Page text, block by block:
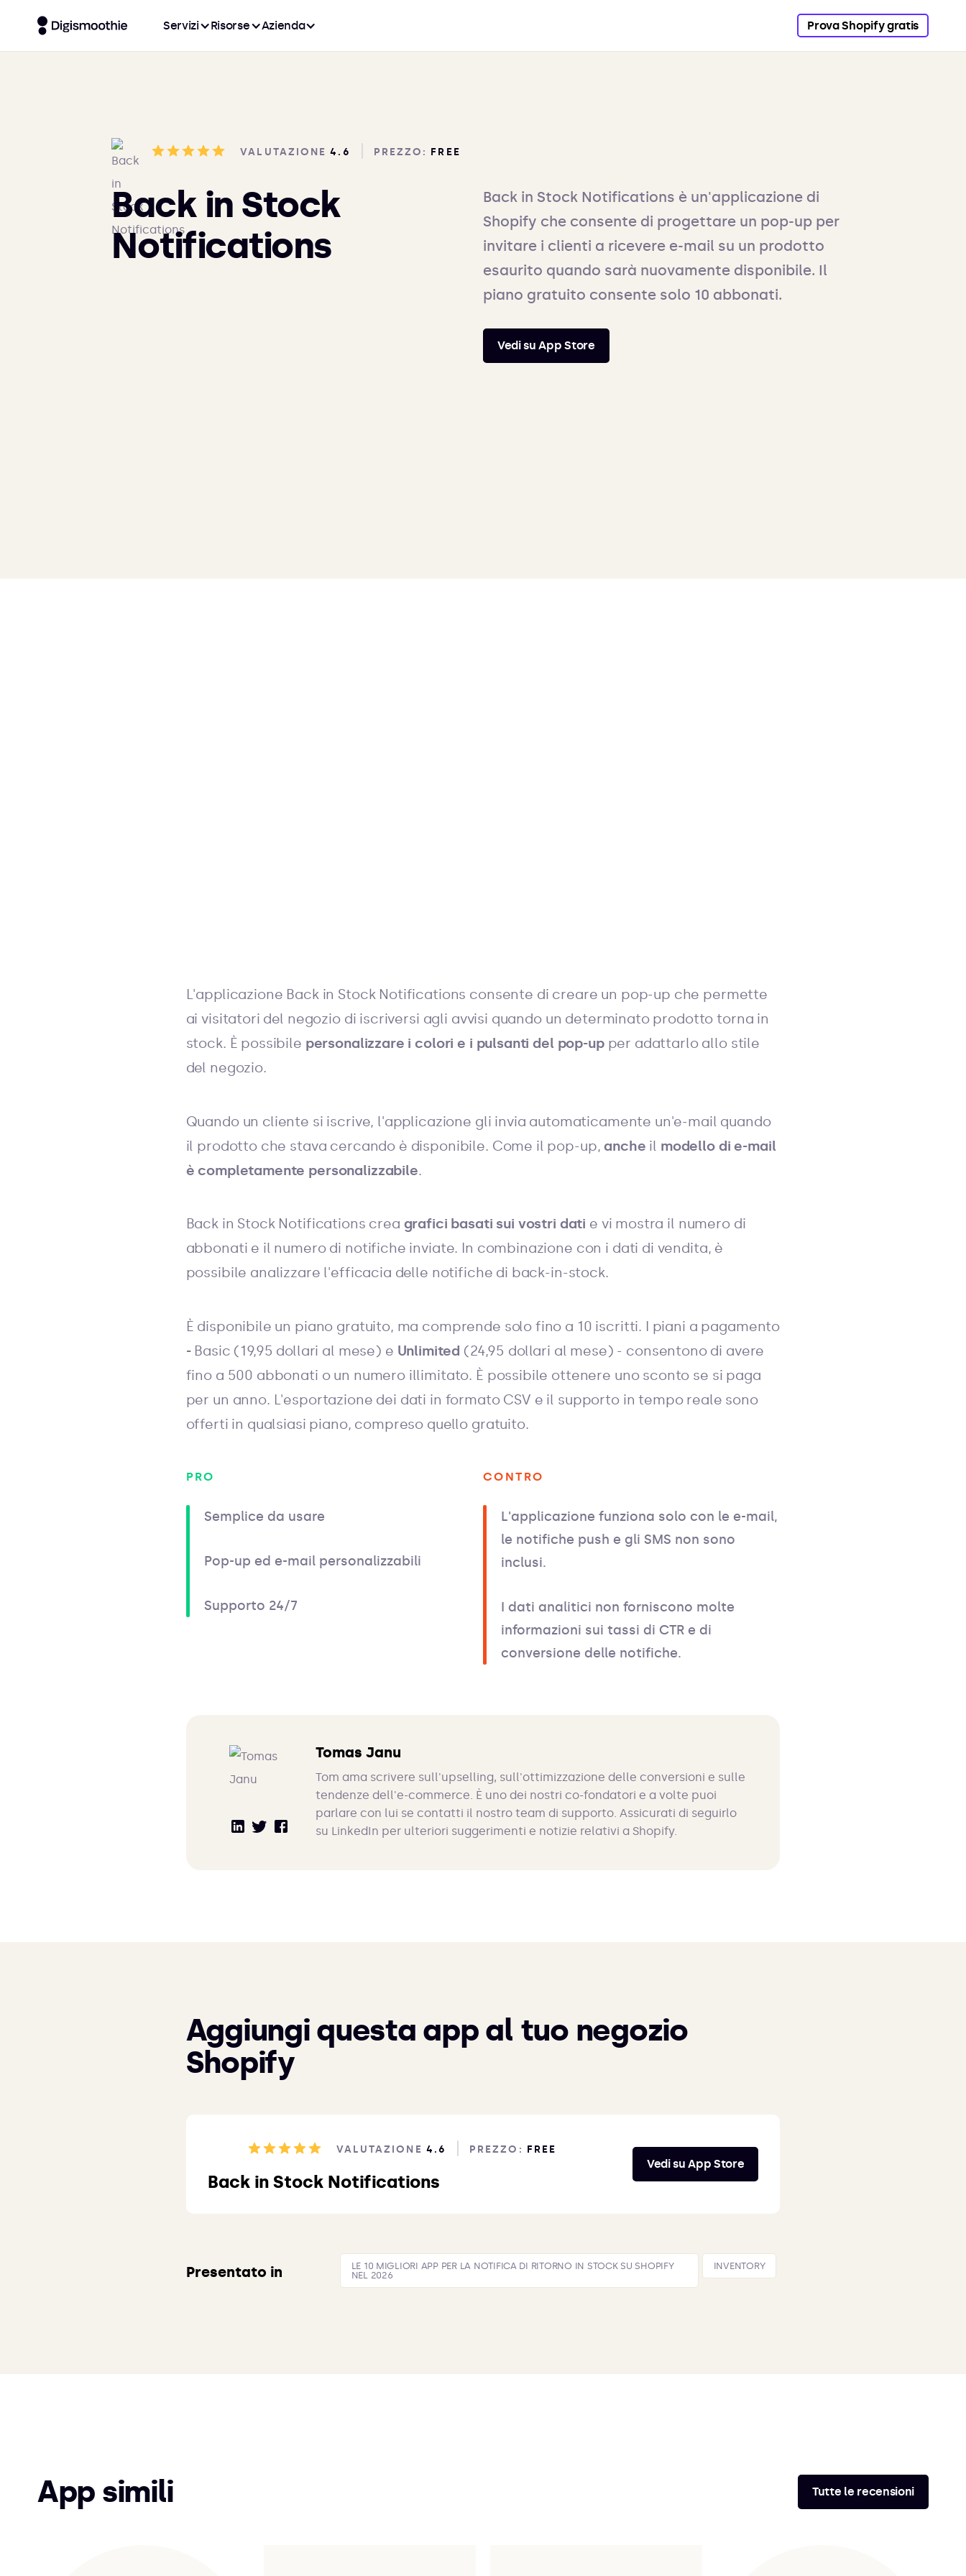
Servizi Risorse Azienda Prova Shopify gratis
VALUTAZIONE 4.6 PREZZO: FREE
Back in Stock
Notifications
Back in Stock Notifications è un'applicazione di
Shopify che consente di progettare un pop-up per
invitare i clienti a ricevere e-mail su un prodotto
esaurito quando sarà nuovamente disponibile. Il
piano gratuito consente solo 10 abbonati.
Vedi su App Store
L'applicazione Back in Stock Notifications consente di creare un pop-up che permette
ai visitatori del negozio di iscriversi agli avvisi quando un determinato prodotto torna in
stock. È possibile personalizzare i colori e i pulsanti del pop-upper adattarlo allo stile
del negozio.
Quando un cliente si iscrive, l'applicazione gli invia automaticamente un'e-mail quando
il prodotto che stava cercando è disponibile. Come il pop-up,anche il modello di e-mail
è completamente personalizzabile.
Back in Stock Notifications crea grafici basati sui vostri dati e vi mostra il numero di
abbonati e il numero di notifiche inviate. In combinazione con i dati di vendita, è
possibile analizzare l'efficacia delle notifiche di back-in-stock.
È disponibile un piano gratuito, ma comprende solo fino a 10 iscritti. I piani a pagamento
-Basic (19,95 dollari al mese) e Unlimited (24,95 dollari al mese) - consentono di avere
fino a 500 abbonati o un numero illimitato. È possibile ottenere uno sconto se si paga
per un anno. L'esportazione dei dati in formato CSV e il supporto in tempo reale sono
offerti in qualsiasi piano, compreso quello gratuito.
PRO
Semplice da usare
Pop-up ed e-mail personalizzabili
Supporto 24/7
CONTRO
L'applicazione funziona solo con le e-mail,
le notifiche push e gli SMS non sono
inclusi.
I dati analitici non forniscono molte
informazioni sui tassi di CTR e di
conversione delle notifiche.
Tomas Janu
Tom ama scrivere sull'upselling, sull'ottimizzazione delle conversioni e sulle
tendenze dell'e-commerce. È uno dei nostri co-fondatori e a volte puoi
parlare con lui se contatti il nostro team di supporto. Assicurati di seguirlo
su LinkedIn per ulteriori suggerimenti e notizie relativi a Shopify.
Aggiungi questa app al tuo negozio
Shopify
VALUTAZIONE 4.6 PREZZO: FREE
Back in Stock Notifications
Vedi su App Store
Presentato in
LE 10 MIGLIORI APP PER LA NOTIFICA DI RITORNO IN STOCK SU SHOPIFY
NEL 2026
INVENTORY
App simili Tutte le recensioni